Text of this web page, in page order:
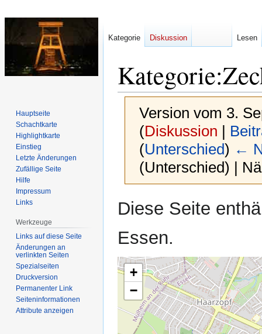
Kategorie:
Version vom 3.
(Diskussion |
(Unterschied) ←
(Unterschied) |
Navigation
Suche
Diese Seite
Essen.
+
−
Kategorie Diskussion Lesen
Hauptseite
Schachtkarte
Highlightkarte
Einstieg
Letzte Änderungen
Zufällige Seite
Hilfe
Impressum
Links
Werkzeuge
Links auf diese Seite
Änderungen an
verlinkten Seiten
Spezialseiten
Druckversion
Permanenter Link
Seiten­­informationen
Attribute anzeigen